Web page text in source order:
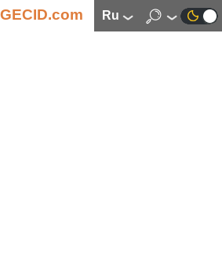
GECID.com ru